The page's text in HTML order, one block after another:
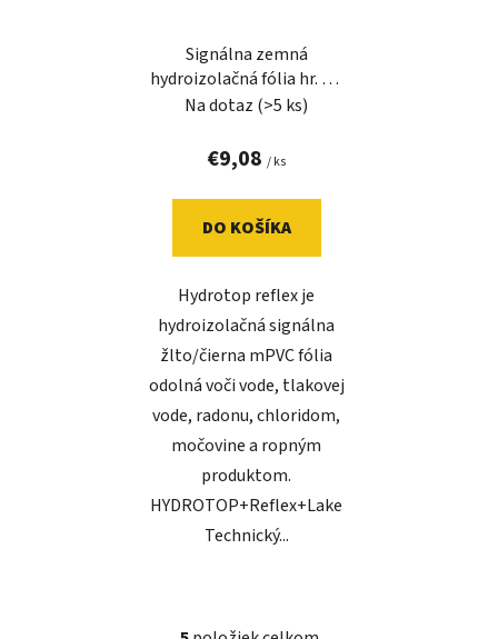
Signálna zemná
hydroizolačná fólia hr. 1,5
mm - HYDROTOP REFLEX
Na dotaz (>5 ks)
€9,08 / ks
DO KOŠÍKA
Hydrotop reflex je
hydroizolačná signálna
žlto/čierna mPVC fólia
odolná voči vode, tlakovej
vode, radonu, chloridom,
močovine a ropným
produktom.
HYDROTOP+Reflex+Lake
Technický...